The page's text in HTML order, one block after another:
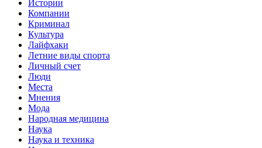
Истории
Компании
Криминал
Культура
Лайфхаки
Летние виды спорта
Личный счет
Люди
Места
Мнения
Мода
Народная медицина
Наука
Наука и техника